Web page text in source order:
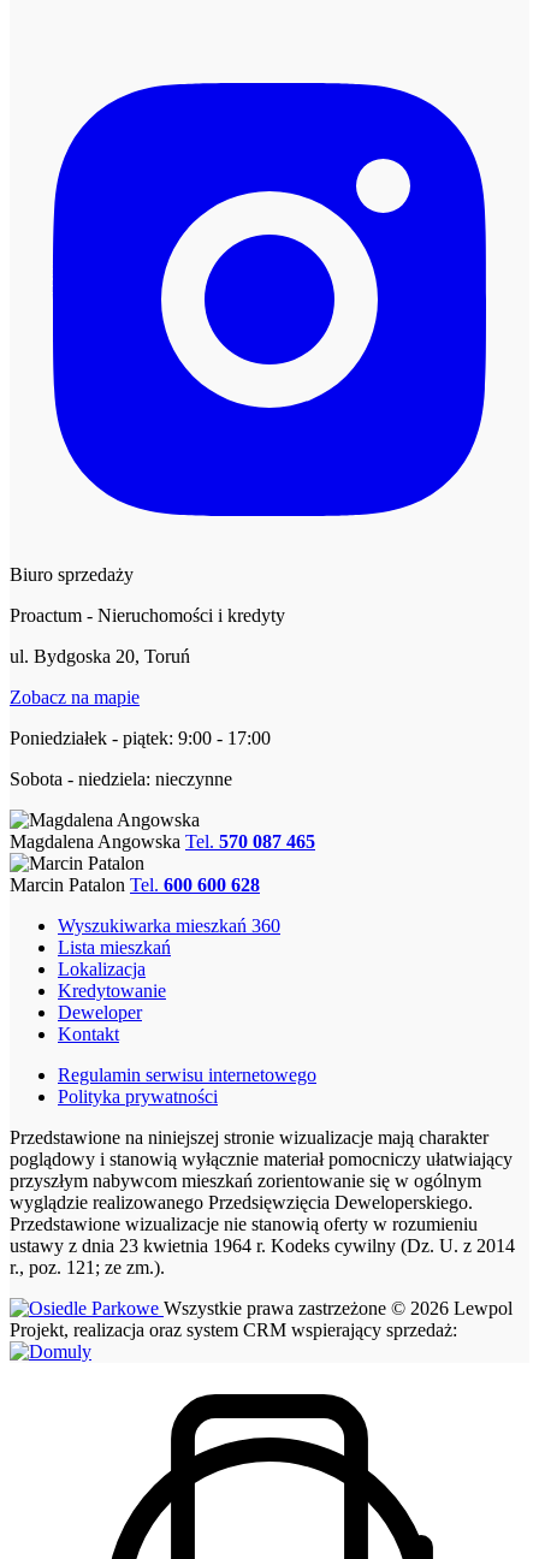
Biuro sprzedaży
Proactum - Nieruchomości i kredyty
ul. Bydgoska 20, Toruń
Zobacz na mapie
Poniedziałek - piątek: 9:00 - 17:00
Sobota - niedziela: nieczynne
Magdalena Angowska Tel. 570 087 465
Marcin Patalon Tel. 600 600 628
Wyszukiwarka mieszkań 360
Lista mieszkań
Lokalizacja
Kredytowanie
Deweloper
Kontakt
Regulamin serwisu internetowego
Polityka prywatności
Przedstawione na niniejszej stronie wizualizacje mają charakter
poglądowy i stanowią wyłącznie materiał pomocniczy ułatwiający
przyszłym nabywcom mieszkań zorientowanie się w ogólnym
wyglądzie realizowanego Przedsięwzięcia Deweloperskiego.
Przedstawione wizualizacje nie stanowią oferty w rozumieniu
ustawy z dnia 23 kwietnia 1964 r. Kodeks cywilny (Dz. U. z 2014
r., poz. 121; ze zm.).
Wszystkie prawa zastrzeżone © 2026 Lewpol
Projekt, realizacja oraz system CRM wspierający sprzedaż: